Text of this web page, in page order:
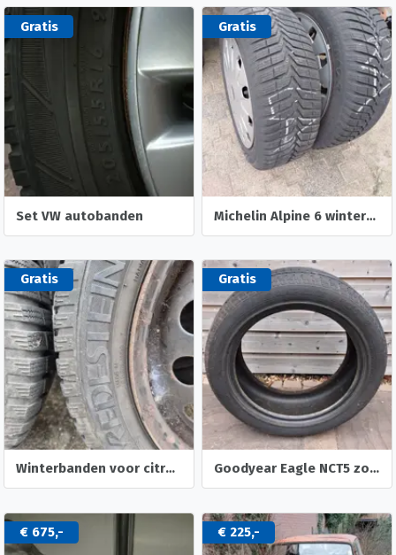
Gratis
Set VW autobanden
Gratis
Michelin Alpine 6 winterbanden
Gratis
Winterbanden voor citroen C1 of peugeot 107108
Gratis
Goodyear Eagle NCT5 zomerband
€ 675,- € 225,-